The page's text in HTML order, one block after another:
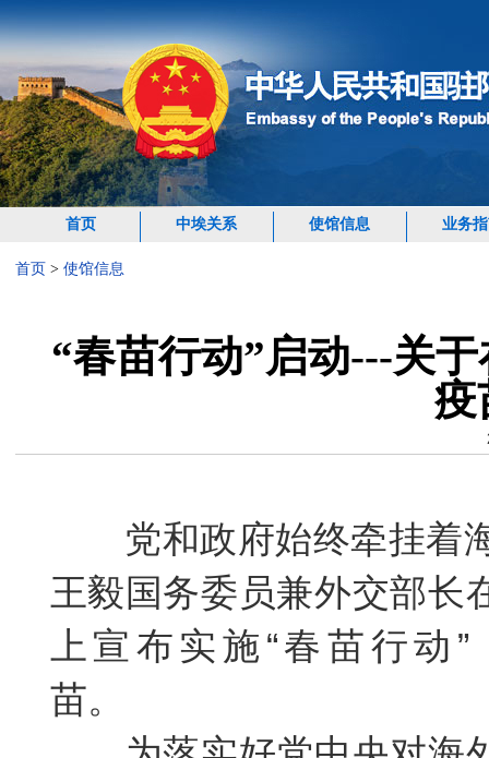
首页 中埃关系 使馆信息 业务
首页 > 使馆信息
“春苗行动”启动---关
疫
党和政府始终牵挂着
王毅国务委员兼外交部长
上宣布实施“春苗行动
苗。